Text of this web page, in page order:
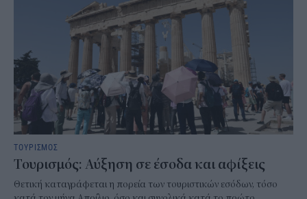
ΤΟΥΡΙΣΜΟΣ
Τουρισμός: Αύξηση σε έσοδα και αφίξεις
Θετική καταγράφεται η πορεία των τουριστικών εσόδων, τόσο